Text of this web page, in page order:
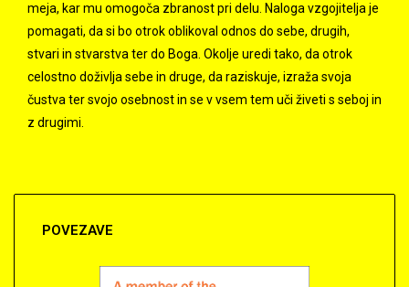
meja, kar mu omogoča zbranost pri delu. Naloga vzgojitelja je
pomagati, da si bo otrok oblikoval odnos do sebe, drugih,
stvari in stvarstva ter do Boga. Okolje uredi tako, da otrok
celostno doživlja sebe in druge, da raziskuje, izraža svoja
čustva ter svojo osebnost in se v vsem tem uči živeti s seboj in
z drugimi.
POVEZAVE